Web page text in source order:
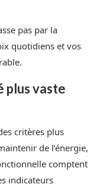
pas par la
quotidiens et vos
plus vaste
critères plus
de l’énergie,
comptent
indicateurs